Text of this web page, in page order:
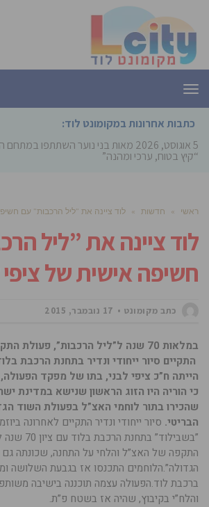
תפריט
כתבות אחרונות במקומונט לוד:
5 אוגוסט, 2026
מאות בני נוער השתתפו במתחם
“קיץ בטוח, ערכי ומהנה”
ראשי » חדשות » לוד ציינה את ”ליל הרכבות” עם
לוד ציינה את ”ליל
חשיפה אישית של ציפי
כתב מקומונט 17 נובמבר, 2015
במלאות 70 שנה ל”ליל הרכבות”,
התקיים סיור ייחודי ונדיר בתחנת הרכבת
הייתה ח”כ ציפי לבני, בתו של מפקד
כי הוריה היו הזוג הראשון שנישא במדינת
שהכירו בתור לוחמי האצ”ל בפעולת השוד
הבריטי. סיור ייחודי ונדיר התקיים לאחרונה
”בשבילוד”
התקפה של האצ”ל והלחי על התחנה, שכונתה גם
הגדולה”.הלוחמים התכנסו אז בגבעת השלושה
ברכבת לוד.הפעולה עצמה תוכננה בישיבה
והלח”י בקיבוץ, שהיה אז בשטח פ”ת.